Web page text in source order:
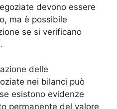
devono essere
ma è possibile
se si verificano
delle
nei bilanci può
esistono evidenze
permanente del valore